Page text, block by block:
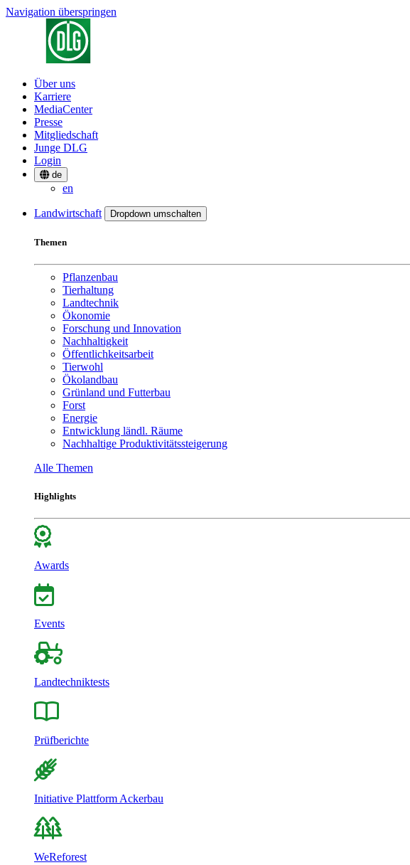
Navigation überspringen
Über uns
Karriere
MediaCenter
Presse
Mitgliedschaft
Junge DLG
Login
de
en
Landwirtschaft Dropdown umschalten
Themen
Pflanzenbau
Tierhaltung
Landtechnik
Ökonomie
Forschung und Innovation
Nachhaltigkeit
Öffentlichkeitsarbeit
Tierwohl
Ökolandbau
Grünland und Futterbau
Forst
Energie
Entwicklung ländl. Räume
Nachhaltige Produktivitätssteigerung
Alle Themen
Highlights
Awards
Events
Landtechniktests
Prüfberichte
Initiative Plattform Ackerbau
WeReforest